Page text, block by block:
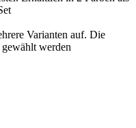
Varianten auf. Die
werden